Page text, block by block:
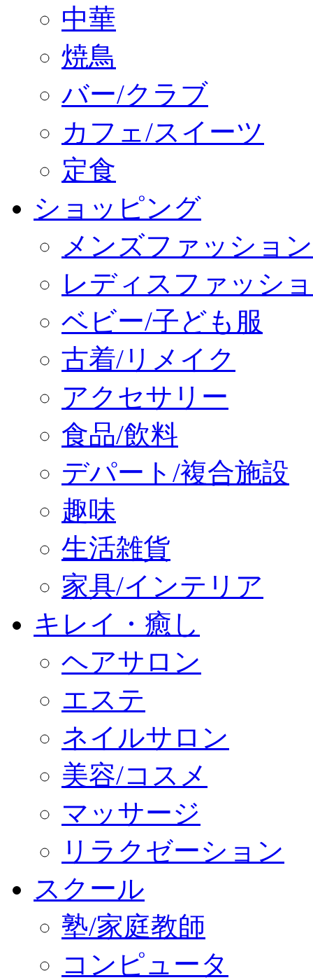
中華
焼鳥
バー/クラブ
カフェ/スイーツ
定食
ショッピング
メンズファッション
レディスファッシ
ベビー/子ども服
古着/リメイク
アクセサリー
食品/飲料
デパート/複合施設
趣味
生活雑貨
家具/インテリア
キレイ・癒し
ヘアサロン
エステ
ネイルサロン
美容/コスメ
マッサージ
リラクゼーション
スクール
塾/家庭教師
コンピュータ